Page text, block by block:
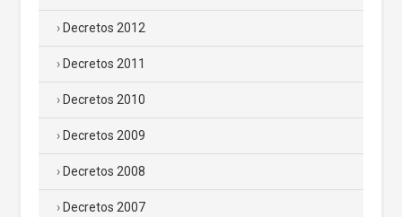
Decretos 2012
Decretos 2011
Decretos 2010
Decretos 2009
Decretos 2008
Decretos 2007